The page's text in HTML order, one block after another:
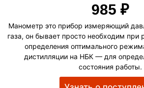
985 ₽
Манометр это прибор измеряющий
газа, он бывает просто необходим
определения оптимального
дистилляции на НБК — для
состояния работы.